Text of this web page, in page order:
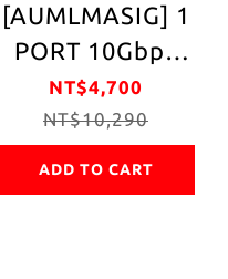
speed
network/database
speeds available
up to 2.5Gbps
[AUMLMASIG] 1
PORT 10Gbps
intel Ethernet
Adapters 10GbE
Ethernet
aggregation
NT$4,700
NT$10,290
ADD TO CART